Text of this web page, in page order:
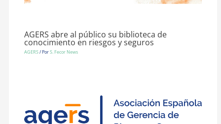
AGERS abre al público su biblioteca de
conocimiento en riesgos y seguros
AGERS/ PorS. Fecor News